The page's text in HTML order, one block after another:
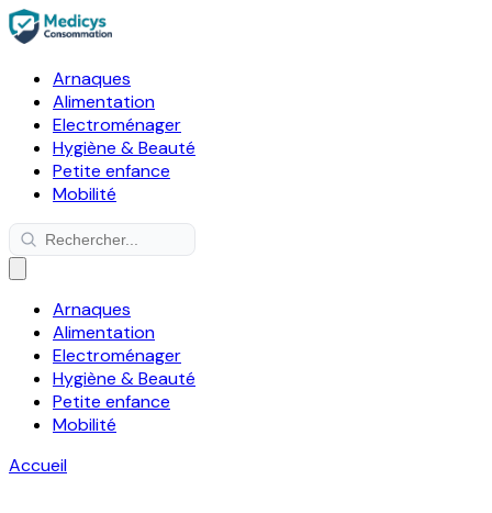
Arnaques
Alimentation
Electroménager
Hygiène & Beauté
Petite enfance
Mobilité
Arnaques
Alimentation
Electroménager
Hygiène & Beauté
Petite enfance
Mobilité
Accueil